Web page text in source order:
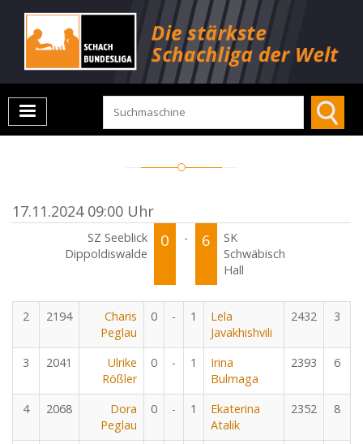
17.11.2024 09:00 Uhr
SZ Seeblick
Dippoldiswalde
0 - 6
SK
Schwäbisch
Hall
2 2194
Charis
Peglau
0 - 1
Lela
Javakhishvili
2432 3
3 2041
Ulrike
Rößler
0 - 1
Irina
Bulmaga
2393 6
4 2068
Dora
Peglau
0 - 1
Ekaterina
Atalik
2352 8